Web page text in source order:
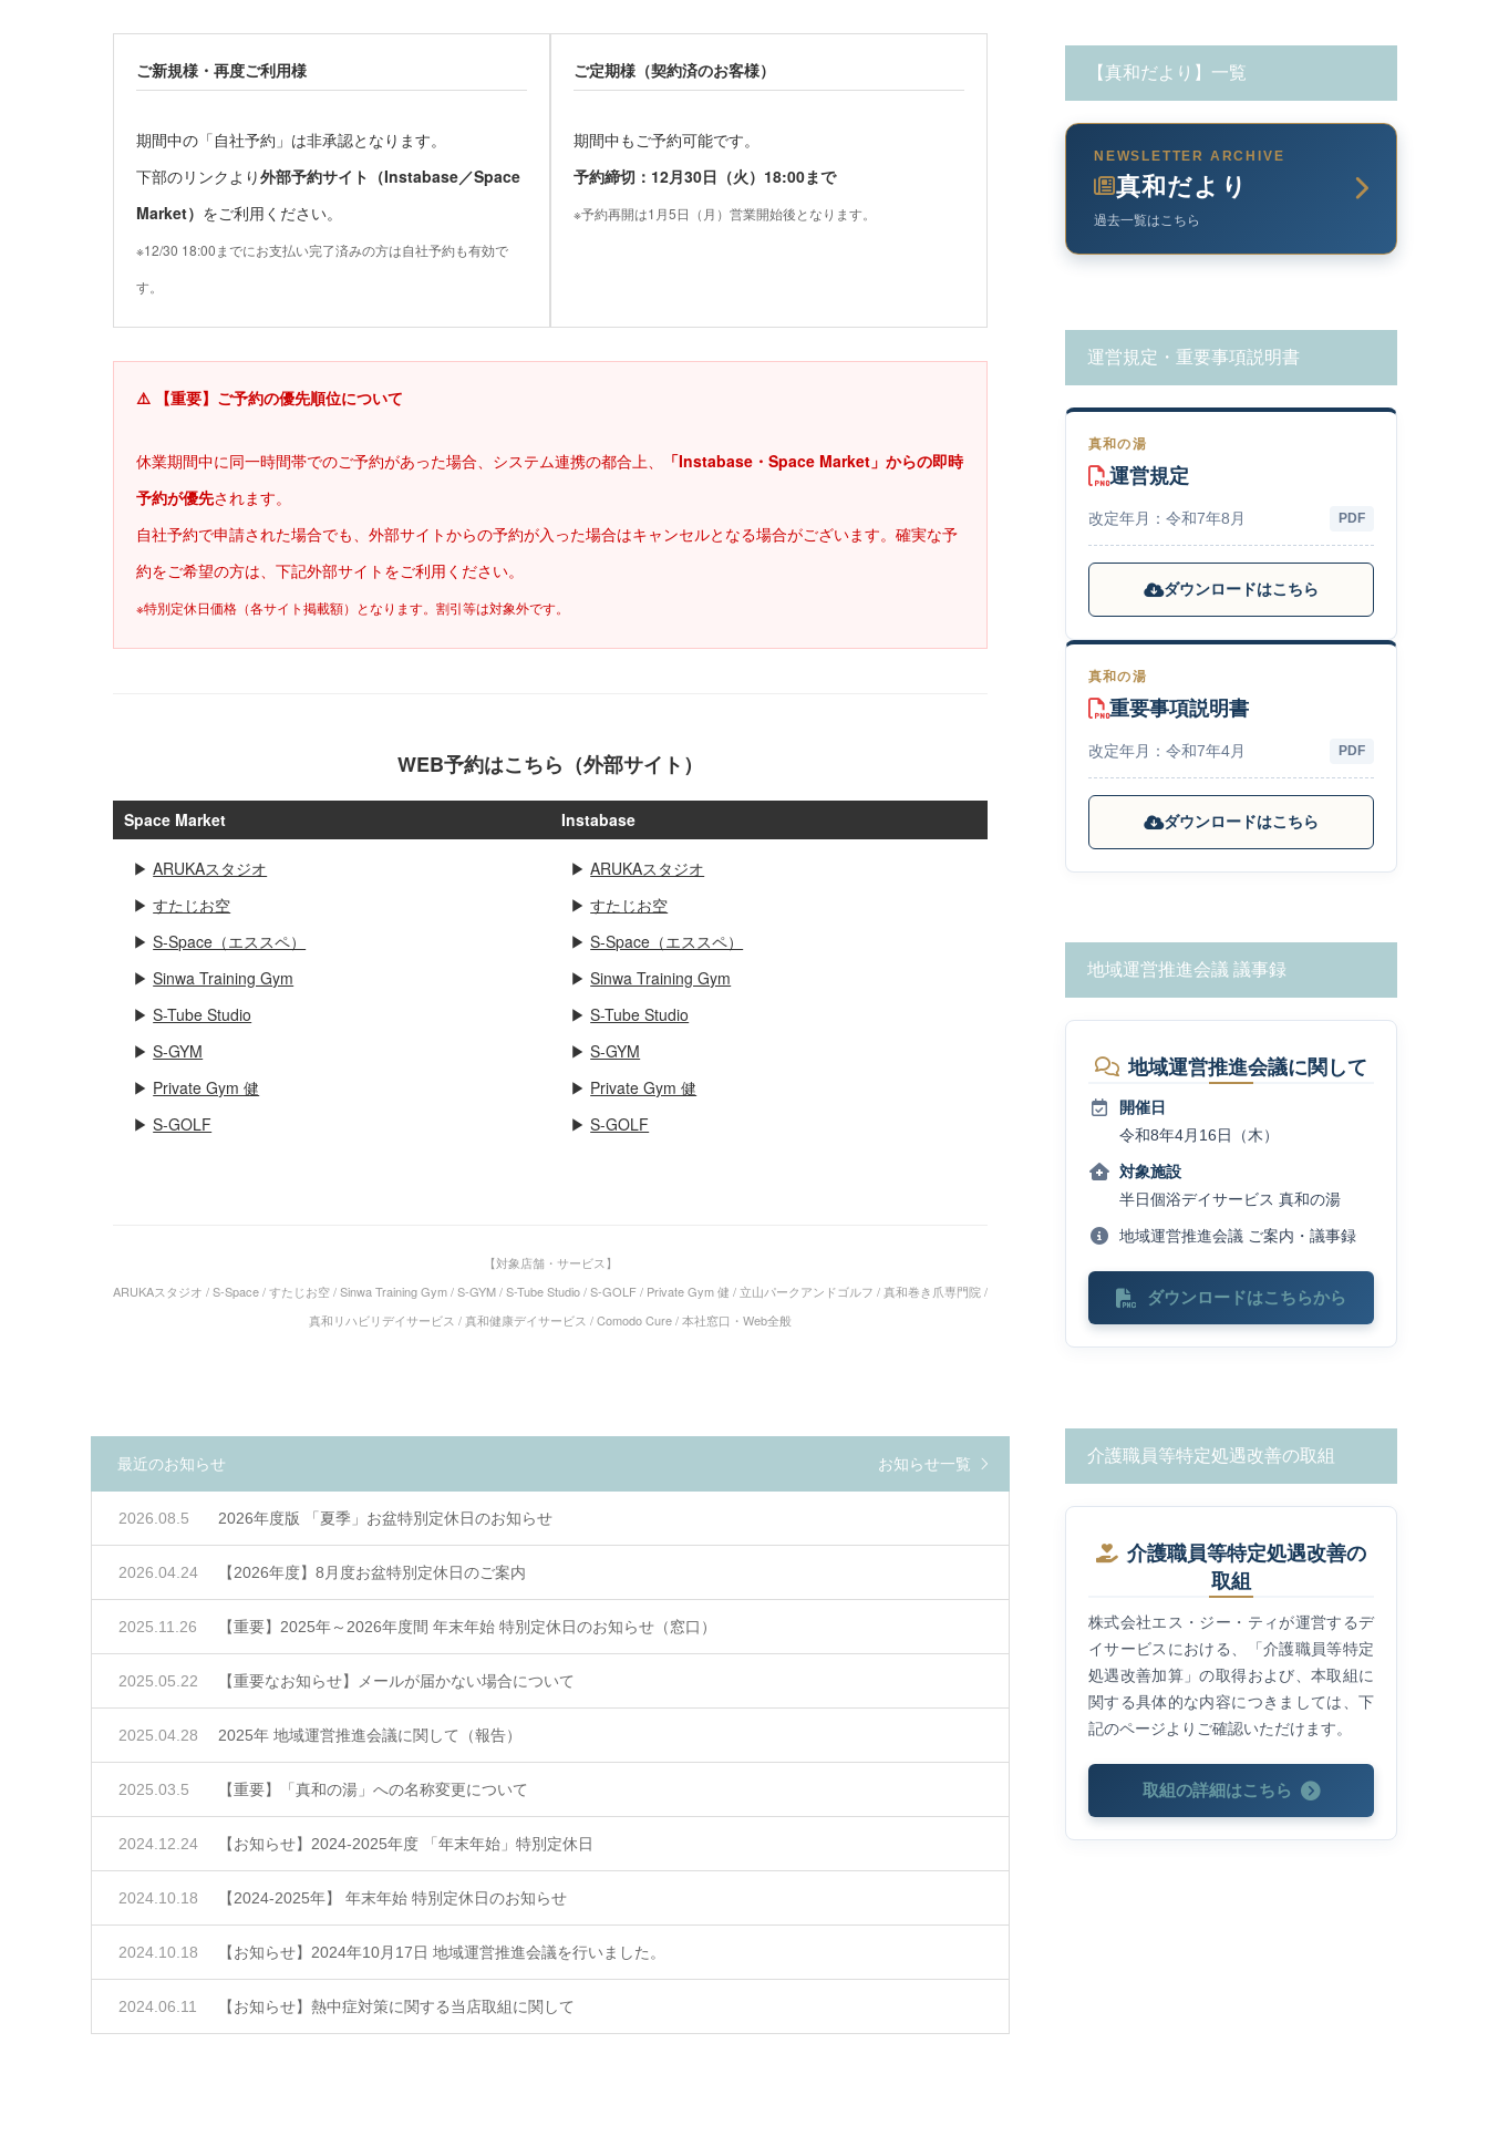
ご新規様・再度ご利用様
期間中の「自社予約」は非承認となります。
下部のリンクより外部予約サイト（Instabase／Space
Market） をご利用ください。
※12/30 18:00までにお支払い完了済みの方は自社予約も有効で
す。
ご定期様（契約済のお客様）
期間中もご予約可能です。
予約締切：12月30日（火）18:00まで
※予約再開は1月5日（月）営業開始後となります。
⚠️ 【重要】ご予約の優先順位について
休業期間中に同一時間帯でのご予約があった場合、システム連携の都合上、
「Instabase・Space Market」からの即時
予約が優先されます。
自社予約で申請された場合でも、外部サイトからの予約が入った場合はキャンセルとなる場合がございます。確実な予
約をご希望の方は、下記外部サイトをご利用ください。
※特別定休日価格（各サイト掲載額）となります。割引等は対象外です。
WEB予約はこちら（外部サイト）
Space Market
▶ARUKAスタジオ
▶すたじお空
▶S-Space（エススペ）
▶Sinwa Training Gym
▶S-Tube Studio
▶S-GYM
▶ Private Gym 健
▶S-GOLF
Instabase
▶ARUKAスタジオ
▶すたじお空
▶S-Space（エススペ）
▶Sinwa Training Gym
▶S-Tube Studio
▶S-GYM
▶ Private Gym 健
▶S-GOLF
【対象店舗・サービス】
ARUKAスタジオ / S-Space / すたじお空 / Sinwa Training Gym / S-GYM / S-Tube Studio / S-GOLF / Private Gym 健 / 立山パークアンドゴルフ / 真和巻き爪専門院 /
真和リハビリデイサービス / 真和健康デイサービス / Comodo Cure / 本社窓口・Web全般
最近のお知らせ お知らせ一覧
2026年度版 「夏季」お盆特別定休日のお知らせ
2026.08.5
【2026年度】8月度お盆特別定休日のご案内
2026.04.24
【重要】2025年～2026年度間 年末年始 特別定休日のお知らせ（窓口）
2025.11.26
【重要なお知らせ】メールが届かない場合について
2025.05.22
2025年 地域運営推進会議に関して（報告）
2025.04.28
【重要】「真和の湯」への名称変更について
2025.03.5
【お知らせ】2024-2025年度 「年末年始」特別定休日
2024.12.24
【2024-2025年】 年末年始 特別定休日のお知らせ
2024.10.18
【お知らせ】2024年10月17日 地域運営推進会議を行いました。
2024.10.18
【お知らせ】熱中症対策に関する当店取組に関して
2024.06.11
【真和だより】一覧
NEWSLETTER ARCHIVE
真和だより
過去一覧はこちら
運営規定・重要事項説明書
真和の湯
運営規定
改定年月：令和7年8月 PDF
ダウンロードはこちら
真和の湯
重要事項説明書
改定年月：令和7年4月 PDF
ダウンロードはこちら
地域運営推進会議 議事録
地域運営推進会議に関して
開催日
令和8年4月16日（木）
対象施設
半日個浴デイサービス 真和の湯
地域運営推進会議 ご案内・議事録
ダウンロードはこちらから
介護職員等特定処遇改善の取組
介護職員等特定処遇改善の
取組
株式会社エス・ジー・ティが運営するデ
イサービスにおける、「介護職員等特定
処遇改善加算」の取得および、本取組に
関する具体的な内容につきましては、下
記のページよりご確認いただけます。
取組の詳細はこちら